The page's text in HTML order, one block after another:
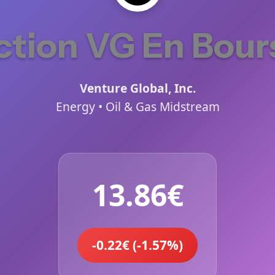
VG En
Venture Global, Inc.
Energy • Oil & Gas Midstream
13.86€
-0.22€ (-1.57%)